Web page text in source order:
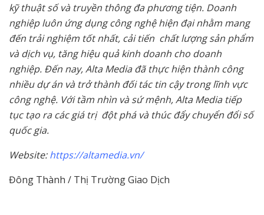
kỹ thuật số và truyền thông đa phương tiện. Doanh
nghiệp luôn ứng dụng công nghệ hiện đại nhằm mang
đến trải nghiệm tốt nhất, cải tiến chất lượng sản phẩm
và dịch vụ, tăng hiệu quả kinh doanh cho doanh
nghiệp. Đến nay, Alta Media đã thực hiện thành công
nhiều dự án và trở thành đối tác tin cậy trong lĩnh vực
công nghệ. Với tầm nhìn và sứ mệnh, Alta Media tiếp
tục tạo ra các giá trị đột phá và thúc đẩy chuyển đổi số
quốc gia.
Website:https://altamedia.vn/
Đông Thành / Thị Trường Giao Dịch